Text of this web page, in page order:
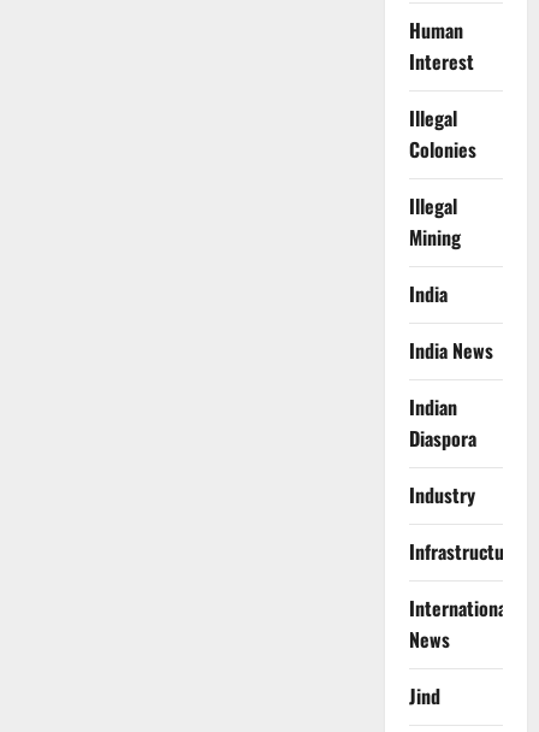
Human
Interest
Illegal
Colonies
Illegal
Mining
India
India News
Indian
Diaspora
Industry
Infrastructure
International
News
Jind